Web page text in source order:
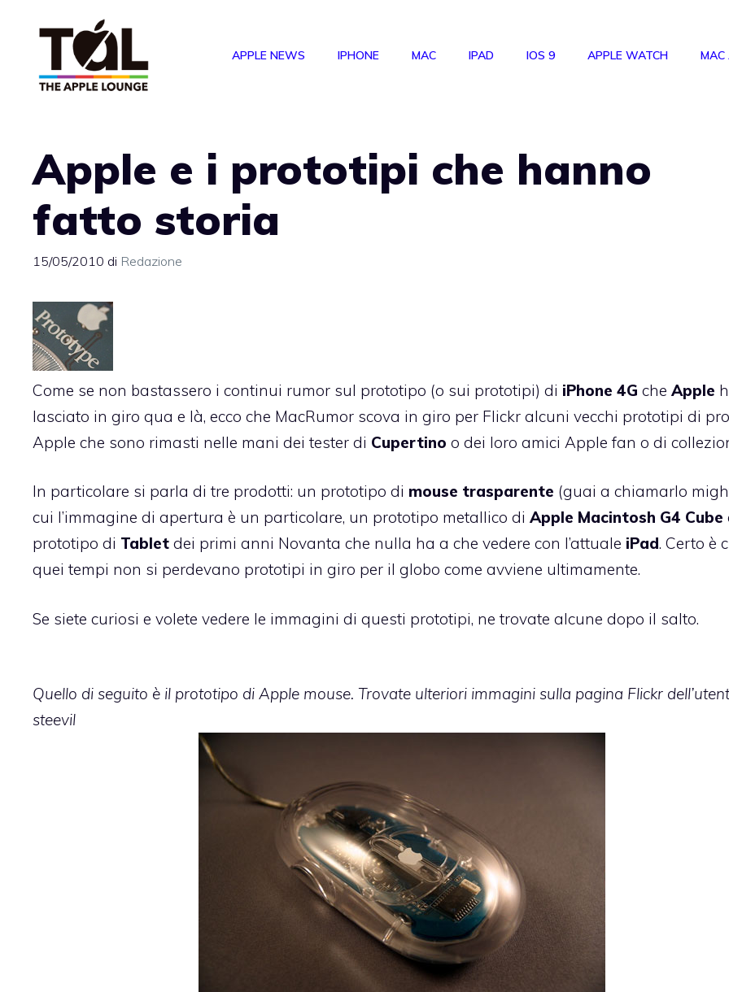
APPLE NEWS IPHONE MAC IPAD IOS 9 APPLE WATCH MAC
Apple e i prototipi che hanno
fatto storia
15/05/2010 di Redazione
Come se non bastassero i continui rumor sul prototipo (o sui prototipi) di iPhone 4G che Apple
lasciato in giro qua e là, ecco che MacRumor scova in giro per Flickr alcuni vecchi prototipi di
Apple che sono rimasti nelle mani dei tester di Cupertino o dei loro amici Apple fan o di
In particolare si parla di tre prodotti: un prototipo di mouse trasparente (guai a chiamarlo
cui l’immagine di apertura è un particolare, un prototipo metallico di Apple Macintosh G4 Cube
prototipo di Tablet dei primi anni Novanta che nulla ha a che vedere con l’attuale iPad. Certo è
quei tempi non si perdevano prototipi in giro per il globo come avviene ultimamente.
Se siete curiosi e volete vedere le immagini di questi prototipi, ne trovate alcune dopo il salto.
Quello di seguito è il prototipo di Apple mouse. Trovate ulteriori immagini sulla pagina Flickr
steevil